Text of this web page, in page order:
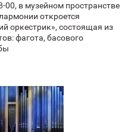
00, в музейном пространстве
откроется
оркестрик», состоящая из
фагота, басового